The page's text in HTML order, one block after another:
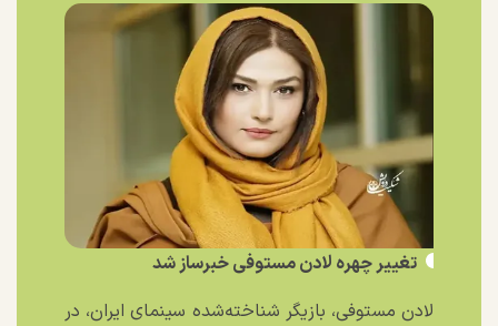
تغییر چهره لادن مستوفی خبرساز شد
لادن مستوفی، بازیگر شناخته‌شده سینمای ایران، در